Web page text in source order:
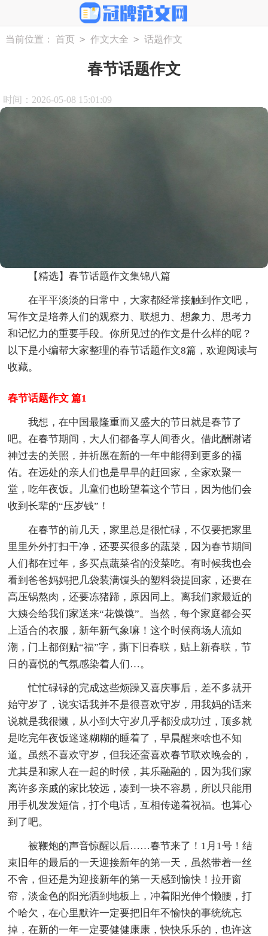
当前位置： 首页 > 作文大全 > 话题作文
春节话题作文
时间：2026-05-08 15:01:09
【精选】春节话题作文集锦八篇
在平平淡淡的日常中，大家都经常接触到作文吧，
写作文是培养人们的观察力、联想力、想象力、思考力
和记忆力的重要手段。你所见过的作文是什么样的呢？
以下是小编帮大家整理的春节话题作文8篇，欢迎阅读与
收藏。
春节话题作文 篇1
我想，在中国最隆重而又盛大的节日就是春节了
吧。在春节期间，大人们都备享人间香火。借此酬谢诸
神过去的关照，并祈愿在新的一年中能得到更多的福
佑。在远处的亲人们也是早早的赶回家，全家欢聚一
堂，吃年夜饭。儿童们也盼望着这个节日，因为他们会
收到长辈的“压岁钱”！
在春节的前几天，家里总是很忙碌，不仅要把家里
里里外外打扫干净，还要买很多的蔬菜，因为春节期间
人们都在过年，多买点蔬菜省的没菜吃。有时候我也会
看到爸爸妈妈把几袋装满馒头的塑料袋提回家，还要在
高压锅熬肉，还要冻猪蹄，原因同上。离我们家最近的
大姨会给我们家送来“花馍馍”。当然，每个家庭都会买
上适合的衣服，新年新气象嘛！这个时候商场人流如
潮，门上都倒贴“福”字，撕下旧春联，贴上新春联，节
日的喜悦的气氛感染着人们…。
忙忙碌碌的完成这些烦躁又喜庆事后，差不多就开
始守岁了，说实话我并不是很喜欢守岁，用我妈的话来
说就是我很懒，从小到大守岁几乎都没成功过，顶多就
是吃完年夜饭迷迷糊糊的睡着了，早晨醒来啥也不知
道。虽然不喜欢守岁，但我还蛮喜欢春节联欢晚会的，
尤其是和家人在一起的时候，其乐融融的，因为我们家
离许多亲戚的家比较远，凑到一块不容易，所以只能用
用手机发发短信，打个电话，互相传递着祝福。也算心
到了吧。
被鞭炮的声音惊醒以后……春节来了！1月1号！结
束旧年的最后的一天迎接新年的第一天，虽然带着一丝
不舍，但还是为迎接新年的第一天感到愉快！拉开窗
帘，淡金色的阳光洒到地板上，冲着阳光伸个懒腰，打
个哈欠，在心里默许一定要把旧年不愉快的事统统忘
掉，在新的一年一定要健健康康，快快乐乐的，也许这